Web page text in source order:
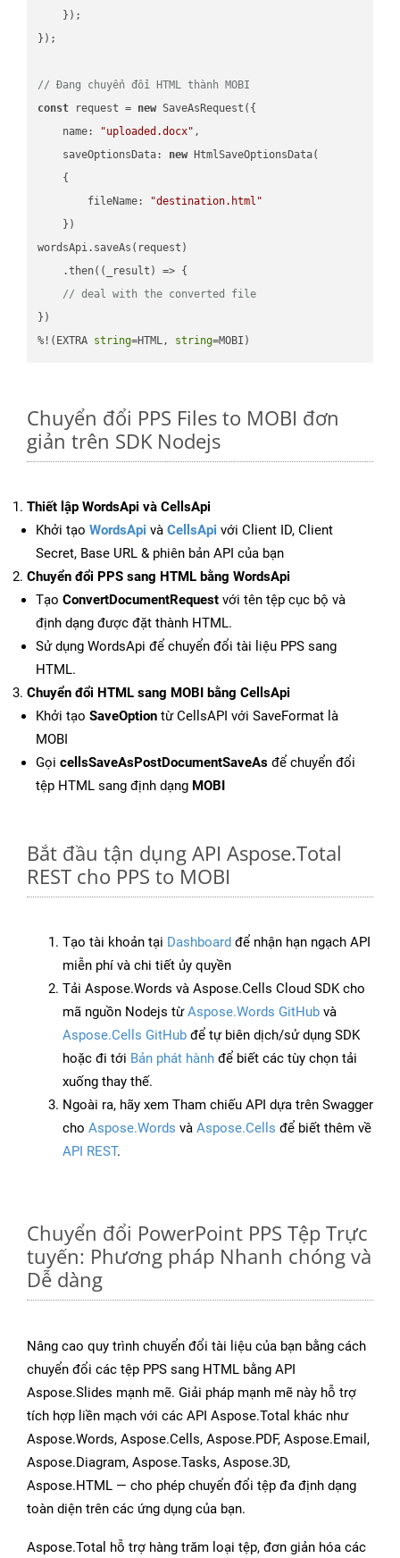
    });
});
// Đang chuyển đổi HTML thành MOBI
const request = new SaveAsRequest({
name: "uploaded.docx" ,
saveOptionsData: new HtmlSaveOptionsData(
    {
fileName:
"destination.html"
    })
wordsApi.saveAs(request)
    .then(
( _result ) => {
// deal with the converted file
})
%!(EXTRA string=HTML, string=MOBI)
Chuyển đổi PPS Files to MOBI đơn
giản trên SDK Nodejs
Thiết lập WordsApi và CellsApi
Khởi tạo WordsApi và CellsApi với Client ID, Client
Secret, Base URL & phiên bản API của bạn
Chuyển đổi PPS sang HTML bằng WordsApi
Tạo ConvertDocumentRequest với tên tệp cục bộ và
định dạng được đặt thành HTML.
Sử dụng WordsApi để chuyển đổi tài liệu PPS sang
HTML.
Chuyển đổi HTML sang MOBI bằng CellsApi
Khởi tạo SaveOption từ CellsAPI với SaveFormat là
MOBI
Gọi cellsSaveAsPostDocumentSaveAs để chuyển đổi
tệp HTML sang định dạng MOBI
Bắt đầu tận dụng API Aspose.Total
REST cho PPS to MOBI
Tạo tài khoản tại Dashboard để nhận hạn ngạch API
miễn phí và chi tiết ủy quyền
Tải Aspose.Words và Aspose.Cells Cloud SDK cho
mã nguồn Nodejs từAspose.Words GitHub và
Aspose.Cells GitHub để tự biên dịch/sử dụng SDK
hoặc đi tới Bản phát hành để biết các tùy chọn tải
xuống thay thế.
Ngoài ra, hãy xem Tham chiếu API dựa trên Swagger
cho Aspose.Words và Aspose.Cells để biết thêm về
API REST.
Chuyển đổi PowerPoint PPS Tệp Trực
tuyến: Phương pháp Nhanh chóng và
Dễ dàng
Nâng cao quy trình chuyển đổi tài liệu của bạn bằng cách
chuyển đổi các tệp PPS sang HTML bằng API
Aspose.Slides mạnh mẽ. Giải pháp mạnh mẽ này hỗ trợ
tích hợp liền mạch với các API Aspose.Total khác như
Aspose.Words, Aspose.Cells, Aspose.PDF, Aspose.Email,
Aspose.Diagram, Aspose.Tasks, Aspose.3D,
Aspose.HTML — cho phép chuyển đổi tệp đa định dạng
toàn diện trên các ứng dụng của bạn.
Aspose.Total hỗ trợ hàng trăm loại tệp, đơn giản hóa các